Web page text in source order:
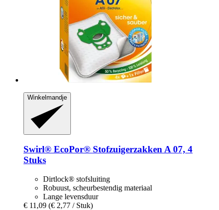
Winkelmandje
Swirl® EcoPor® Stofzuigerzakken A 07, 4
Stuks
Dirtlock® stofsluiting
Robuust, scheurbestendig materiaal
Lange levensduur
€ 11,09 (€ 2,77 / Stuk)